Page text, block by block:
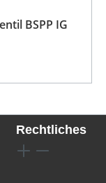
BSPP IG
Rechtliches